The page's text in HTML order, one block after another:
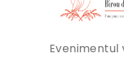
Evenimentul